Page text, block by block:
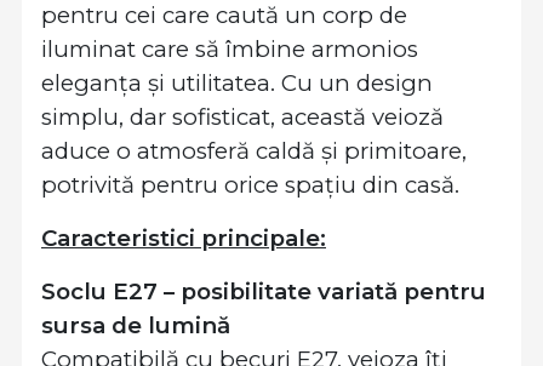
pentru cei care caută un corp de
iluminat care să îmbine armonios
eleganța și utilitatea. Cu un design
simplu, dar sofisticat, această veioză
aduce o atmosferă caldă și primitoare,
potrivită pentru orice spațiu din casă.
Caracteristici principale:
Soclu E27 – posibilitate variată pentru
sursa de lumină
Compatibilă cu becuri E27, veioza îți